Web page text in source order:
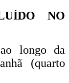
NO
longo da
(quarto